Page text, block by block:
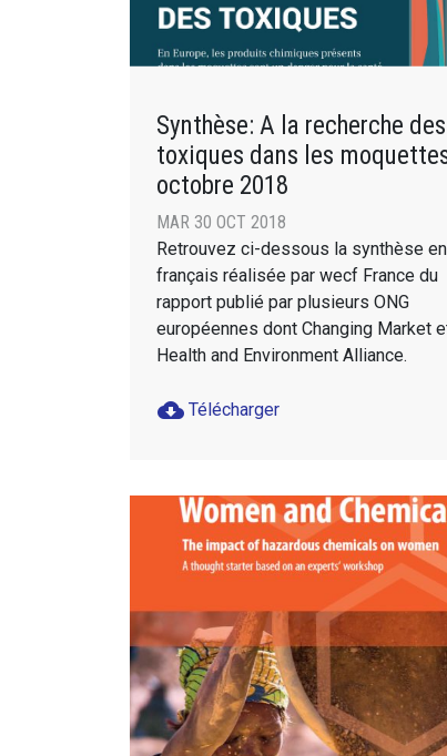
Synthèse: A la recherche des
toxiques dans les
octobre 2018
MAR 30 OCT 2018
Retrouvez ci-dessous la synthèse en
français réalisée par wecf France du
rapport publié par plusieurs ONG
européennes dont Changing Market
Health and Environment Alliance.
cloud_download Télécharger